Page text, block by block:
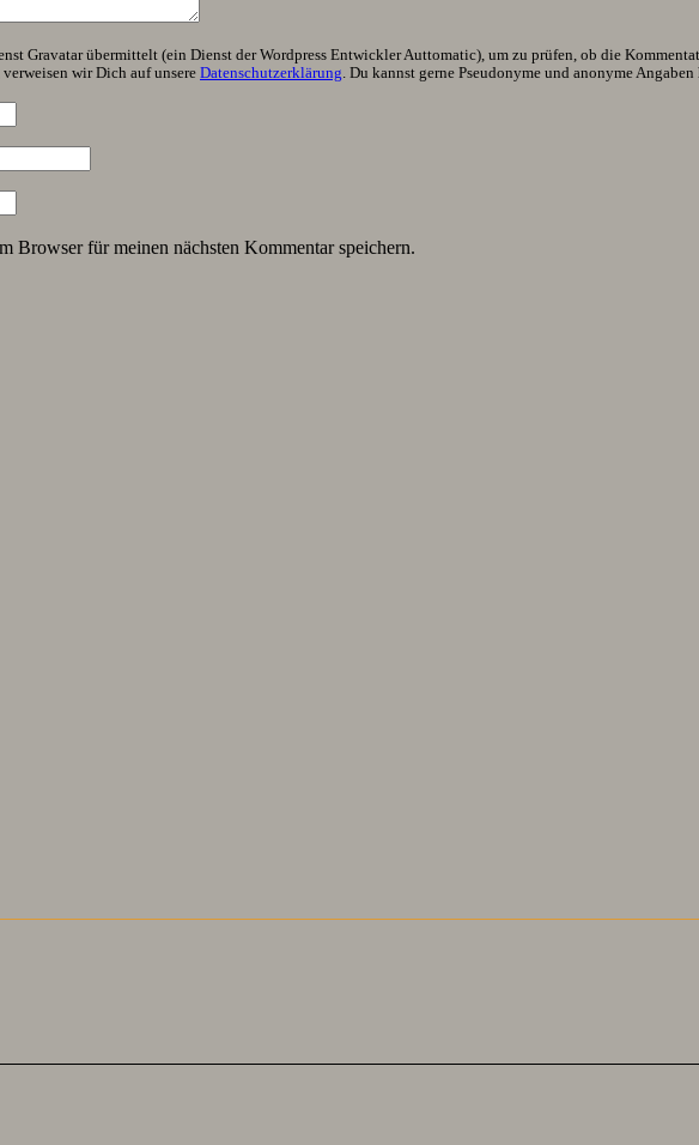
Gravatar übermittelt (ein Dienst der Wordpress Entwickler Auttomatic), um zu prüfen, ob die
wir Dich auf unsere Datenschutzerklärung. Du kannst gerne Pseudonyme und anonyme Angaben
Browser für meinen nächsten Kommentar speichern.